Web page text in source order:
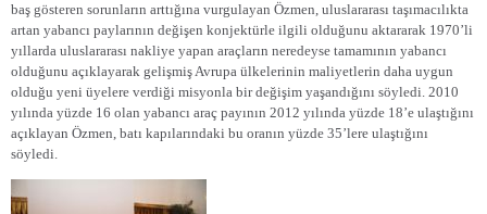
baş gösteren sorunların arttığına vurgulayan Özmen, uluslararası taşımacılıkta
artan yabancı paylarının değişen konjektürle ilgili olduğunu aktararak 1970’li
yıllarda uluslararası nakliye yapan araçların neredeyse tamamının yabancı
olduğunu açıklayarak gelişmiş Avrupa ülkelerinin maliyetlerin daha uygun
olduğu yeni üyelere verdiği misyonla bir değişim yaşandığını söyledi. 2010
yılında yüzde 16 olan yabancı araç payının 2012 yılında yüzde 18’e ulaştığını
açıklayan Özmen, batı kapılarındaki bu oranın yüzde 35’lere ulaştığını
söyledi.